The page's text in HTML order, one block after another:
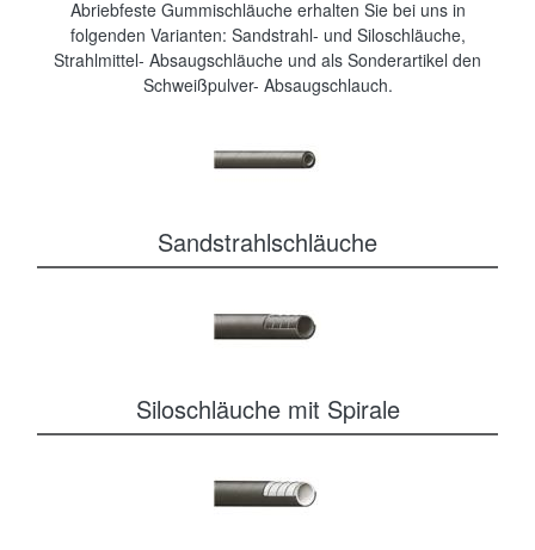
Abriebfeste Gummischläuche erhalten Sie bei uns in
folgenden Varianten: Sandstrahl- und Siloschläuche,
Strahlmittel- Absaugschläuche und als Sonderartikel den
Schweißpulver- Absaugschlauch.
Sandstrahlschläuche
Siloschläuche mit Spirale